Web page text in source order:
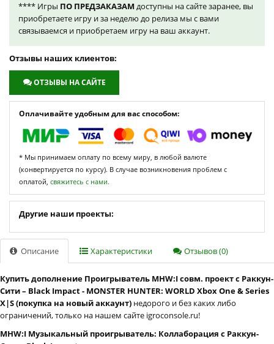
**** Игры ПО ПРЕДЗАКАЗАМ доступны на сайте заранее, вы
приобретаете игру и за неделю до релиза мы с вами
связываемся и приобретаем игру на ваш аккаунт.
Отзывы наших клиентов:
ОТЗЫВЫ НА САЙТЕ
Оплачивайте удобным для вас способом:
* Мы принимаем оплату по всему миру, в любой валюте
(конвертируется по курсу). В случае возникновения проблем с
оплатой, свяжитесь с нами.
Другие наши проекты:
Описание Характеристики Отзывов (0)
Купить дополнение Проигрыватель MHW:I совм. проект с Раккун-
Сити – Black Impact - MONSTER HUNTER: WORLD Xbox One & Series
X|S (покупка на новый аккаунт) недорого и без каких либо
ограничений, только на нашем сайте igroconsole.ru!
MHW:I Музыкальный проигрыватель: Коллаборация с Раккун-